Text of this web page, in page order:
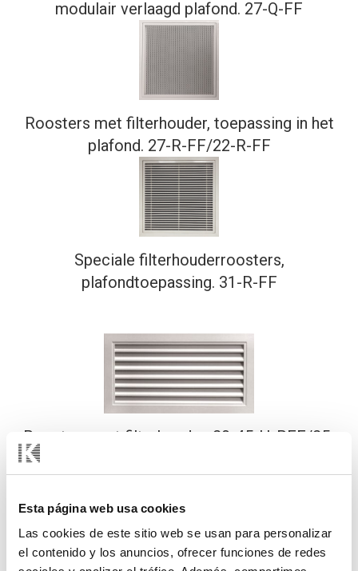
Esta página web usa cookies
Las cookies de este sitio web se usan para personalizar
el contenido y los anuncios, ofrecer funciones de redes
modulair verlaagd plafond. 27-Q-FF
Roosters met filterhouder, toepassing in het
plafond. 27-R-FF/22-R-FF
Speciale filterhouderroosters,
plafondtoepassing. 31-R-FF
Roosters met filterhouder. 20-45-H-RFF/25-